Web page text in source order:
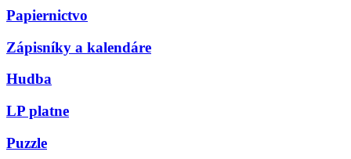
Papiernictvo
Zápisníky a kalendáre
Hudba
LP platne
Puzzle